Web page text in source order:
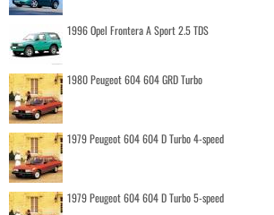
1996 Opel Frontera A Sport 2.5 TDS
1980 Peugeot 604 604 GRD Turbo
1979 Peugeot 604 604 D Turbo 4-speed
1979 Peugeot 604 604 D Turbo 5-speed